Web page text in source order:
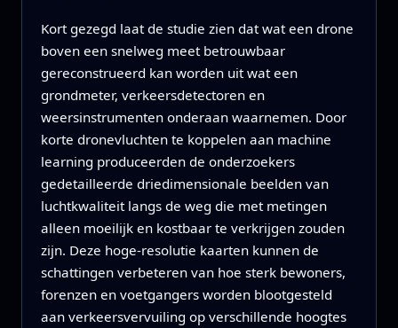
Kort gezegd laat de studie zien dat wat een drone
boven een snelweg meet betrouwbaar
gereconstrueerd kan worden uit wat een
grondmeter, verkeersdetectoren en
weersinstrumenten onderaan waarnemen. Door
korte dronevluchten te koppelen aan machine
learning produceerden de onderzoekers
gedetailleerde driedimensionale beelden van
luchtkwaliteit langs de weg die met metingen
alleen moeilijk en kostbaar te verkrijgen zouden
zijn. Deze hoge-resolutie kaarten kunnen de
schattingen verbeteren van hoe sterk bewoners,
forenzen en voetgangers worden blootgesteld
aan verkeersvervuiling op verschillende hoogtes